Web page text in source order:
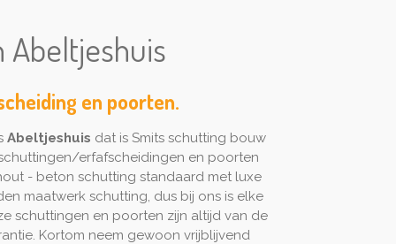
Abeltjeshuis
en poorten.
Abeltjeshuis dat is Smits schutting bouw
erfafscheidingen en poorten
- beton schutting standaard met luxe
maatwerk schutting, dus bij ons is elke
schuttingen en poorten zijn altijd van de
Kortom neem gewoon vrijblijvend